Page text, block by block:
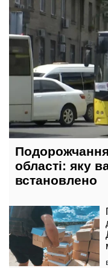
Подорожчання
області: яку
встановлено